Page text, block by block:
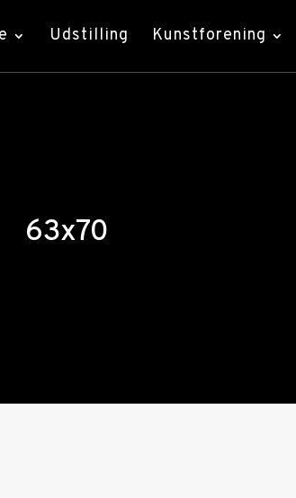
Udstilling Kunstforening
63x70